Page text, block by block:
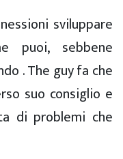
sviluppare
puoi, sebbene
. The guy fa che
suo consiglio e
di problemi che